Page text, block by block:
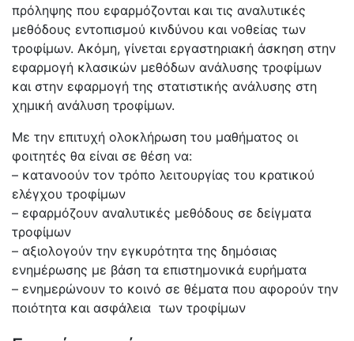
πρόληψης που εφαρμόζονται και τις αναλυτικές
μεθόδους εντοπισμού κινδύνου και νοθείας των
τροφίμων. Ακόμη, γίνεται εργαστηριακή άσκηση στην
εφαρμογή κλασικών μεθόδων ανάλυσης τροφίμων
και στην εφαρμογή της στατιστικής ανάλυσης στη
χημική ανάλυση τροφίμων.
Με την επιτυχή ολοκλήρωση του μαθήματος οι
φοιτητές θα είναι σε θέση να:
– κατανοούν τον τρόπο λειτουργίας του κρατικού
ελέγχου τροφίμων
– εφαρμόζουν αναλυτικές μεθόδους σε δείγματα
τροφίμων
– αξιολογούν την εγκυρότητα της δημόσιας
ενημέρωσης με βάση τα επιστημονικά ευρήματα
– ενημερώνουν το κοινό σε θέματα που αφορούν την
ποιότητα και ασφάλεια των τροφίμων